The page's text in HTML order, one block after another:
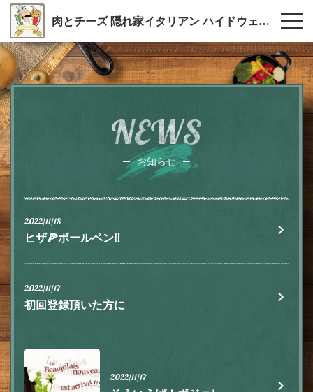
肉とチーズ 隠れ家イタリアン ハイドウェイダイニング555（ファイブ）川越
NEWS
お知らせ
2022/11/18
ヒザ🍕ボールペン‼️
2022/11/17
初回登録頂いた方に
2022/11/17